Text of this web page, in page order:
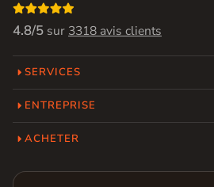

4.8/5 sur 3318 avis clients
SERVICES
ENTREPRISE
ACHETER